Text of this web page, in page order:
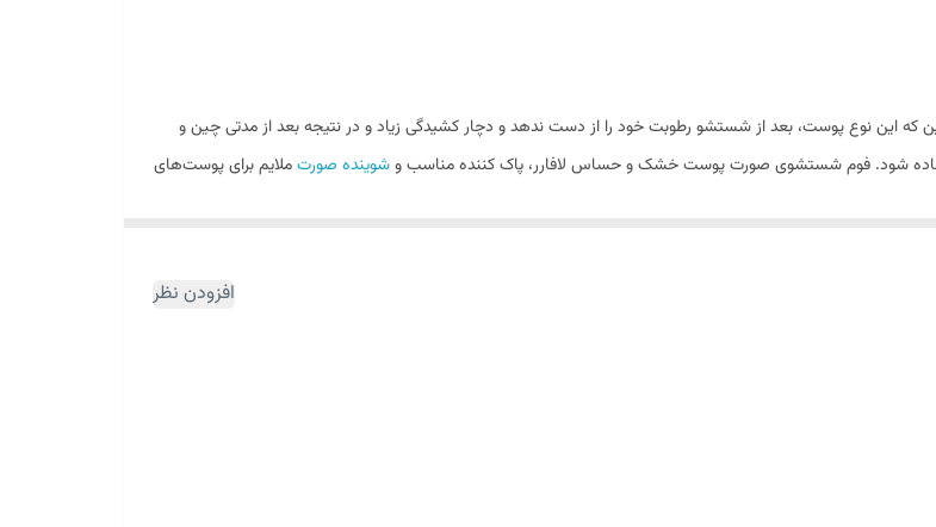
که این نوع پوست، بعد از شستشو رطوبت خود را از دست ندهد و دچار کشیدگی زیاد و در نتیجه بعد از مدتی چین و
شود. فوم شستشوی صورت پوست خشک و حساس لافارر، پاک کننده مناسب وشوینده صورتملایم برای پوست‌های
افزودن نظر